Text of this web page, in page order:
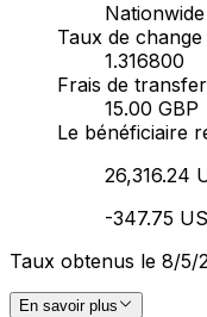
Nationwide
Taux de change
1.316800
Frais de
15.00 GBP
Le bénéficiaire
26,316.24
-347.75
Taux obtenus le 8/5/
En savoir plus